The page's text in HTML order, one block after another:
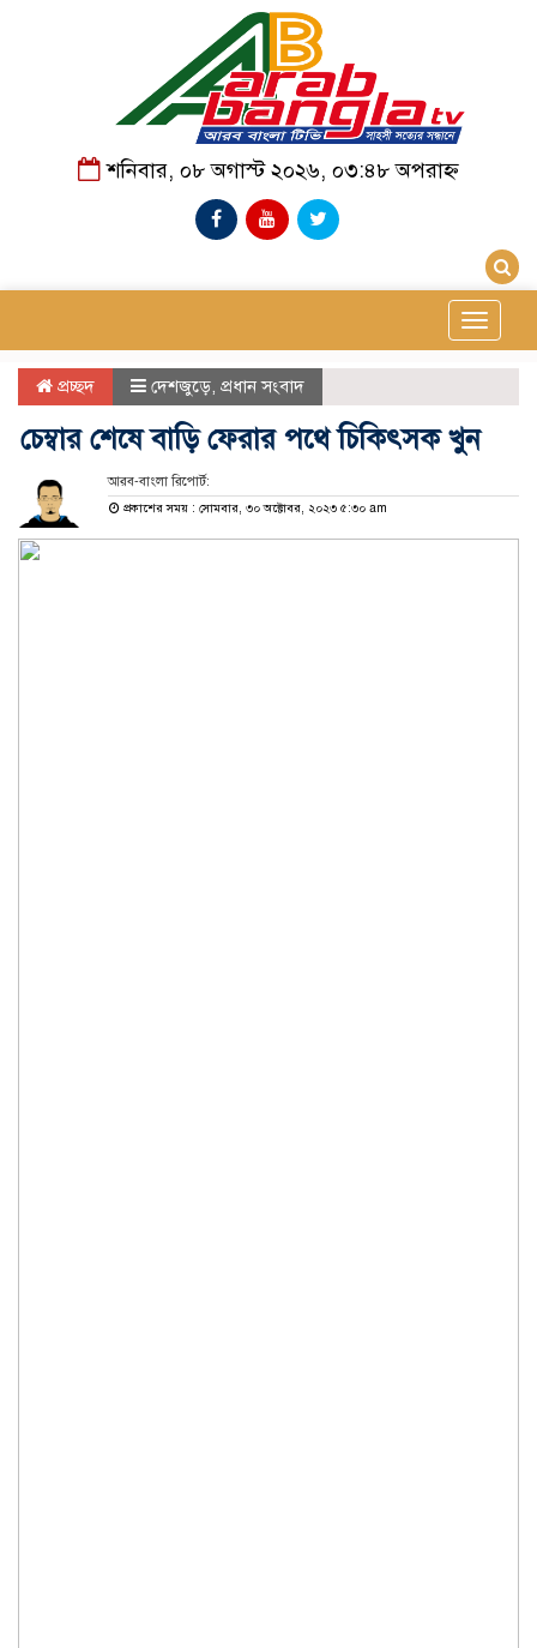
শনিবার, ০৮ অগাস্ট ২০২৬, ০৩:৪৮ অপরাহ্ন
Toggle
প্রচ্ছদ দেশজুড়ে, প্রধান সংবাদ
চেম্বার শেষে বাড়ি ফেরার পথে চিকিৎসক খুন
আরব-বাংলা রিপোর্ট:
প্রকাশের সময় : সোমবার, ৩০ অক্টোবর, ২০২৩ ৫:৩০ am